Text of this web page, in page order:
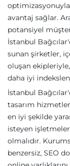
avantaj sağlar.
potansiyel
İstanbul
sunan şirketler,
oluşan
daha iyi
İstanbul
tasarım
en iyi şekilde
isteyen
olmalıdır.
benzersiz, SEO